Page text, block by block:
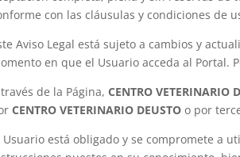
con las cláusulas y condiciones de
Aviso Legal está sujeto a cambios y
en que el Usuario acceda al Portal.
de la Página,CENTRO VETERINARIO
CENTRO VETERINARIO DEUSTO o por
Usuario está obligado y se compromete a